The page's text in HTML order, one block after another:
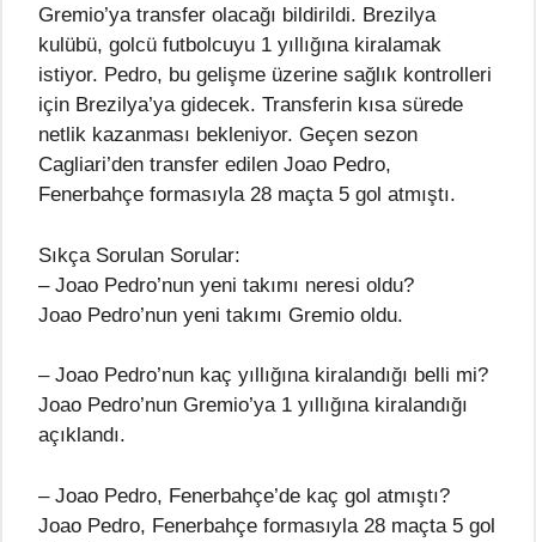
Gremio’ya transfer olacağı bildirildi. Brezilya
kulübü, golcü futbolcuyu 1 yıllığına kiralamak
istiyor. Pedro, bu gelişme üzerine sağlık kontrolleri
için Brezilya’ya gidecek. Transferin kısa sürede
netlik kazanması bekleniyor. Geçen sezon
Cagliari’den transfer edilen Joao Pedro,
Fenerbahçe formasıyla 28 maçta 5 gol atmıştı.
Sıkça Sorulan Sorular:
– Joao Pedro’nun yeni takımı neresi oldu?
Joao Pedro’nun yeni takımı Gremio oldu.
– Joao Pedro’nun kaç yıllığına kiralandığı belli mi?
Joao Pedro’nun Gremio’ya 1 yıllığına kiralandığı
açıklandı.
– Joao Pedro, Fenerbahçe’de kaç gol atmıştı?
Joao Pedro, Fenerbahçe formasıyla 28 maçta 5 gol